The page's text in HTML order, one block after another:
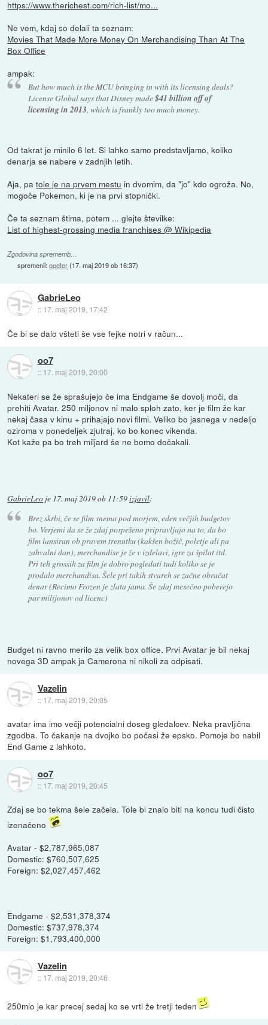
https://www.therichest.com/rich-list/mo...
Ne vem, kdaj so delali ta seznam:
Movies That Made More Money On Merchandising Than At The
Box Office
ampak:
But how much is the MCU bringing in with its licensing deals?
License Global says that Disney made$41 billion off of
licensing in 2013, which is frankly too much money.
Od takrat je minilo 6 let. Si lahko samo predstavljamo, koliko
denarja se nabere v zadnjih letih.
Aja, patole je na prvem mestu in dvomim, da "jo" kdo ogroža. No,
mogoče Pokemon, ki je na prvi stopnički.
Če ta seznam štima, potem ... glejte številke:
List of highest-grossing media franchises @ Wikipedia
Zgodovina sprememb…
spremenil:opeter(17. maj 2019 ob 16:37)
GabrieLeo
:: 17. maj 2019, 17:42
Če bi se dalo všteti še vse fejke notri v račun...
oo7
:: 17. maj 2019, 20:00
Nekateri se že sprašujejo če ima Endgame še dovolj moči, da
prehiti Avatar. 250 miljonov ni malo sploh zato, ker je film že kar
nekaj časa v kinu + prihajajo novi filmi. Veliko bo jasnega v nedeljo
oziroma v ponedeljek zjutraj, ko bo konec vikenda.
Kot kaže pa bo treh miljard še ne bomo dočakali.
GabrieLeo je 17. maj 2019 ob 11:59izjavil:
Brez skrbi, če se film snema pod morjem, eden večjih budgetov
bo. Verjemi da se že zdaj pospešeno pripravljajo na to, da bo
film lansiran ob pravem trenutku (kakšen božič, poletje ali pa
zahvalni dan), merchandise je že v izdelavi, igre za špilat itd.
Pri teh grossih za film je dobro pogledati tudi koliko se je
prodalo merchandisa. Šele pri takih stvareh se začne obračat
denar (Recimo Frozen je zlata jama. Še zdaj mesečno poberejo
par milijonov od licenc)
Budget ni ravno merilo za velik box office. Prvi Avatar je bil nekaj
novega 3D ampak ja Camerona ni nikoli za odpisati.
Vazelin
:: 17. maj 2019, 20:05
avatar ima imo večji potencialni doseg gledalcev. Neka pravljična
zgodba. To čakanje na dvojko bo počasi že epsko. Pomoje bo nabil
End Game z lahkoto.
oo7
:: 17. maj 2019, 20:45
Zdaj se bo tekma šele začela. Tole bi znalo biti na koncu tudi čisto
izenačeno
Avatar - $2,787,965,087
Domestic: $760,507,625
Foreign: $2,027,457,462
Endgame - $2,531,378,374
Domestic: $737,978,374
Foreign: $1,793,400,000
Vazelin
:: 17. maj 2019, 20:46
250mio je kar precej sedaj ko se vrti že tretji teden